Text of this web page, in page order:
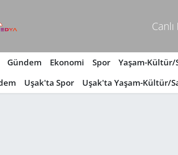
Gündem Ekonomi Spor Yaşam-Kültür/
Uşak'ta Spor Uşak'ta Yaşam-Kültür/